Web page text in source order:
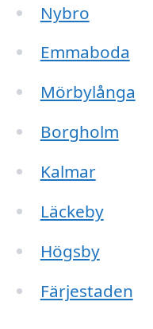
Nybro
Emmaboda
Mörbylånga
Borgholm
Kalmar
Läckeby
Högsby
Färjestaden